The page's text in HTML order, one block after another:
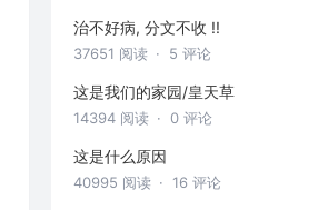
治不好病, 分文不收 !!
37651 阅读 · 5 评论
这是我们的家园/皇天草
14394 阅读 · 0 评论
这是什么原因
40995 阅读 · 16 评论